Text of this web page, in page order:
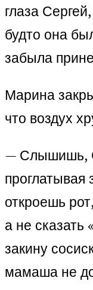
глаза
будто она
забыла
Марина
что воздух
— Слышишь,
проглатывая
откроешь
а не сказать
закину
мамаша не